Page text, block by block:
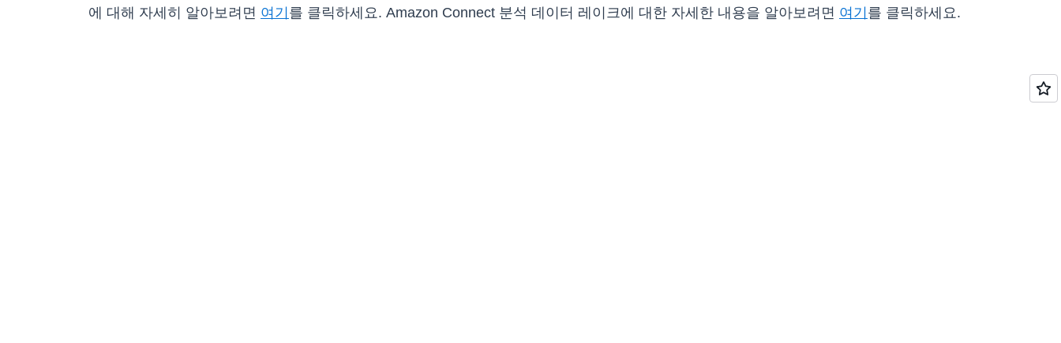
에 대해 자세히 알아보려면 여기 를 클릭하세요. Amazon Connect 분석 데이터 레이크에 대한 자세한 내용을 알아보려면 여기 를 클릭하세요.